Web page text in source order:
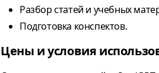
Разбор статей и учебных
Подготовка конспектов.
Цены и условия